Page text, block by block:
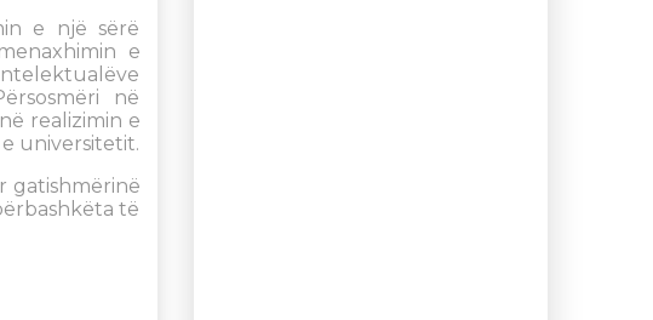
e një sërë
e
në
realizimin e
universitetit.
gatishmërinë
të